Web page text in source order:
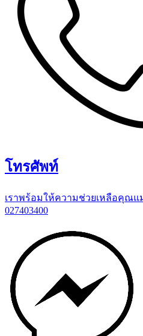
โทรศัพท์
เราพร้อมให้ความช่วยเหลือคุณแ
027403400